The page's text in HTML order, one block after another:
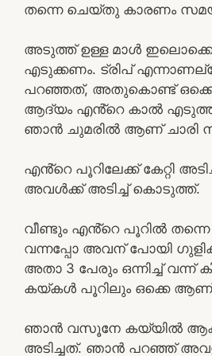
തന്നെ ചെയ്തു കാരണം
അടുത്ത് ഉള്ള മാൾ ഇലൊക്കെ
എടുക്കണം. ട്രിപ്
പറഞ്ഞത്, അതുകൊണ്ട് ഒക്കെ
ആദ്യം എൻ്റെ കാൽ എടുത്ത്
ഞാൻ ചുമരിൽ ആണ് ചാരി
എൻ്റെ പൂറിലേക്ക് കേറ്റി
അവൾക്ക് അടിച്ച് കൊടുത്ത്.
വീണ്ടും എൻ്റെ പൂറിൽ തന്നെ
വന്നപ്പോ അവന് പോയി
അതാ 3 പേരും ഒന്നിച്ച് വന്ന്
കയ്കൾ പൂറിലും ഒക്കെ
ഞാൻ വസൂനേ കയ്യിൽ
അടിച്ചത്. ഞാൻ പറഞ്ഞ്